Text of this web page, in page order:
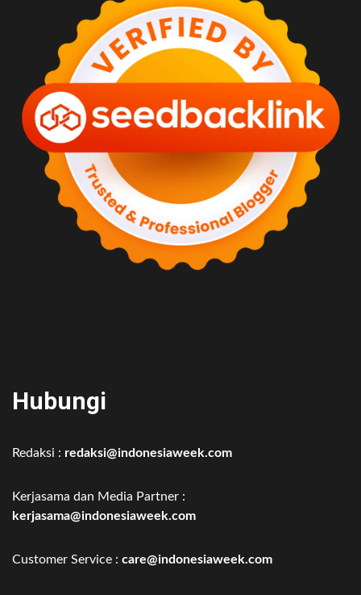
Hubungi
Redaksi : redaksi@indonesiaweek.com
Kerjasama dan Media Partner :
kerjasama@indonesiaweek.com
Customer Service : care@indonesiaweek.com